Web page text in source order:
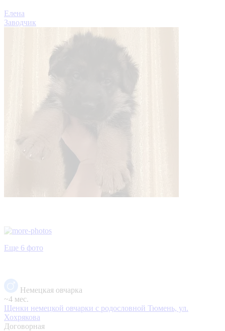
Елена
Заводчик
Еще 6 фото
Немецкая овчарка
~4 мес.
Щенки немецкой овчарки с родословной Тюмень, ул.
Хохрякова
Договорная